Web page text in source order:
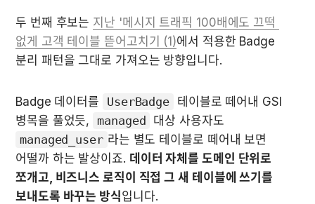
두 번째 후보는 지난 '메시지 트래픽 100배에도 끄떡
없게 고객 테이블 뜯어고치기 (1)에서 적용한 Badge
분리 패턴을 그대로 가져오는 방향입니다.
Badge 데이터를 UserBadge 테이블로 떼어내 GSI
병목을 풀었듯,
managed
managed_user 라는 별도 테이블로 떼어내 보면
어떨까 하는 발상이죠. 데이터 자체를 도메인 단위로
쪼개고, 비즈니스 로직이 직접 그 새 테이블에 쓰기를
보내도록 바꾸는 방식입니다.